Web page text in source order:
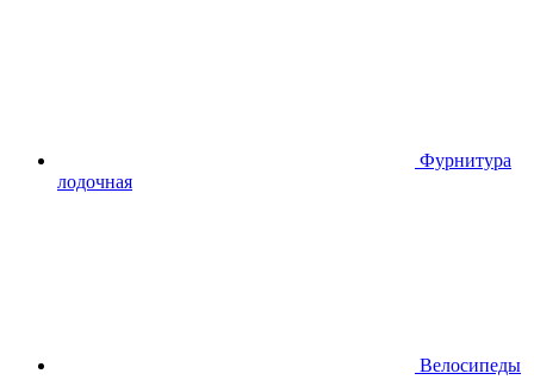
Фурнитура
лодочная
Велосипеды